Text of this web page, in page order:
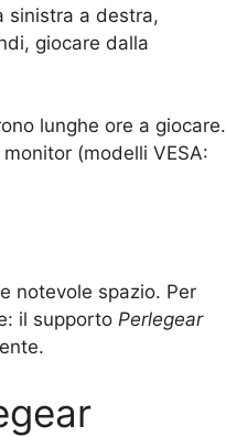
sinistra a destra,
giocare dalla
lunghe ore a giocare.
(modelli VESA:
notevole spazio. Per
il supporto Perlegear